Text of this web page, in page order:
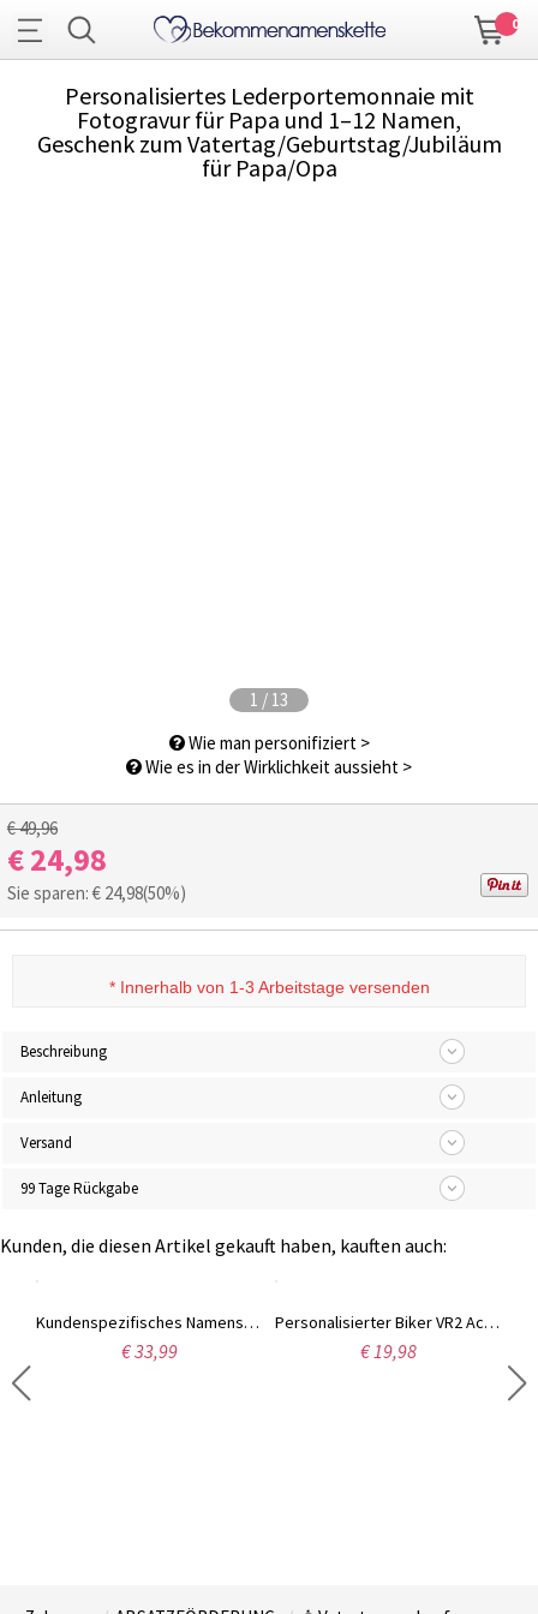
0
Personalisiertes Lederportemonnaie mit
Fotogravur für Papa und 1–12 Namen,
Geschenk zum Vatertag/Geburtstag/Jubiläum
für Papa/Opa
1 / 13
Wie man personifiziert >
Wie es in der Wirklichkeit aussieht >
€ 49,96
€ 24,98
Sie sparen: € 24,98(50%)
* Innerhalb von 1-3 Arbeitstage versenden
Beschreibung
Anleitung
Versand
99 Tage Rückgabe
Kunden, die diesen Artikel gekauft haben, kauften auch:
Kundenspezifisches Namensarmband für Männer
€ 33,99
Personalisierter Biker VR2 Acryl Schlüsselanhänger
€ 19,98